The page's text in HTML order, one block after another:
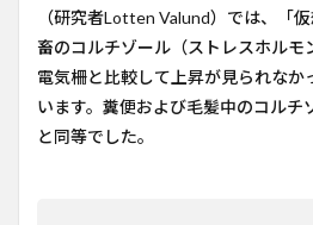
（研究者Lotten Valund）では、「
畜のコルチゾール（ストレスホルモ
電気柵と比較して上昇が見られなか
います。糞便および毛髪中のコルチ
と同等でした。